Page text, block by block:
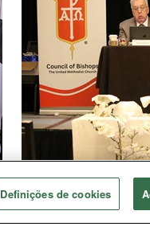
Conselho Judicial
Bispos respondem à
Definições de cookies